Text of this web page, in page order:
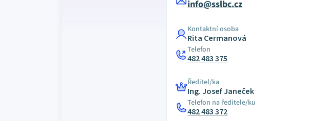
info@sslbc.cz
Kontaktní osoba
Rita Cermanová
Telefon
482 483 375
Ředitel/ka
Ing. Josef Janeček
Telefon na ředitele/ku
482 483 372